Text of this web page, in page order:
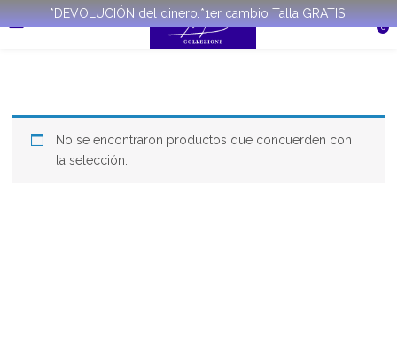
*DEVOLUCIÓN del dinero.*1er cambio Talla GRATIS.
0
No se encontraron productos que concuerden con
la selección.